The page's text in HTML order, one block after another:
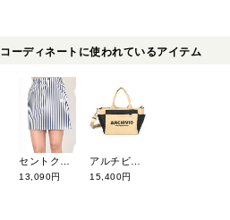
コーディネートに使われているアイテム
13,090円 15,400円